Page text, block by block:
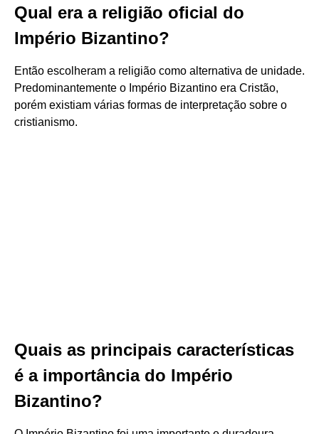
Qual era a religião oficial do
Império Bizantino?
Então escolheram a religião como alternativa de unidade.
Predominantemente o Império Bizantino era Cristão,
porém existiam várias formas de interpretação sobre o
cristianismo.
Quais as principais características
é a importância do Império
Bizantino?